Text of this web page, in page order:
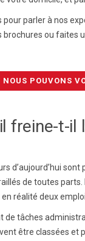
parler à nos
brochures ou faites
POUVONS
freine-t-il
d’aujourd’hui sont
de toutes parts.
réalité deux
de tâches
être classées et